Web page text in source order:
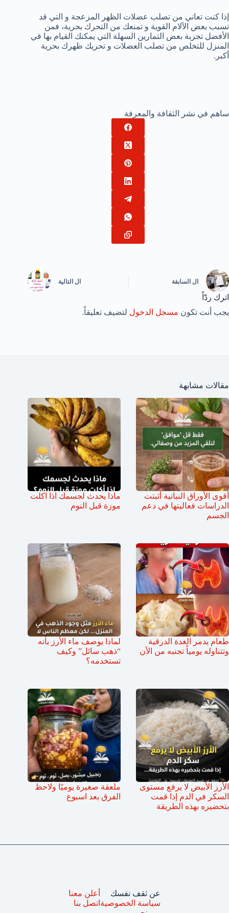
إذا كنت تعاني من تصلب عضلات الظهر المزعجة و التي قد
تسبب بعض الآلام القوية و تمنعك من التحرك بحرية، فمن
الأفضل تجربة بعض التمارين السهلة التي يمكنك القيام بها في
المنزل للتخلص من تصلب العضلات و تحريك ظهرك بحرية
أكبر.
ساهم في نشر الثقافة والمعرفة
ال السابقة ال التالية
اترك ردّاً
يجب أنت تكون مسجل الدخول لتضيف تعليقاً.
مقالات مشابهة
أقوى الأوراق النباتية أثبتت
الدراسات فعاليتها في دعم
الجسم
ماذا يحدث لجسمك اذا اكلت
موزة قبل النوم
طعام يدمر الغدة الدرقية
وتتناوله يومياً تجنبه من الأن
لماذا يوصف ماء الأرز بأنه
“ذهب سائل” وكيف
تستخدمه؟
الأرز الأبيض لا يرفع مستوى
السكر في الدم إذا قمت
بتحضيره بهذه الطريقة
ملعقة صغيرة يوميًا ولاحظ
الفرق بعد اسبوع
عن ثقف نفسك
سياسة الخصوصية
أعلن معنا
اتصل بنا